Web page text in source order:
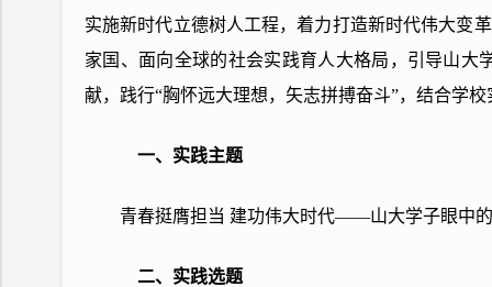
实施新时代立德树人工程，着力打造新时代伟大变
家国、面向全球的社会实践育人大格局，引导山
献，践行“胸怀远大理想，矢志拼搏奋斗”，结合学
一、实践主题
青春挺膺担当 建功伟大时代——山大学子眼中
二、实践选题